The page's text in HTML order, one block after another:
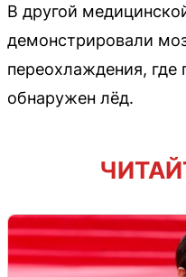
В другой
демонстрировали
переохлаждения,
обнаружен лёд.